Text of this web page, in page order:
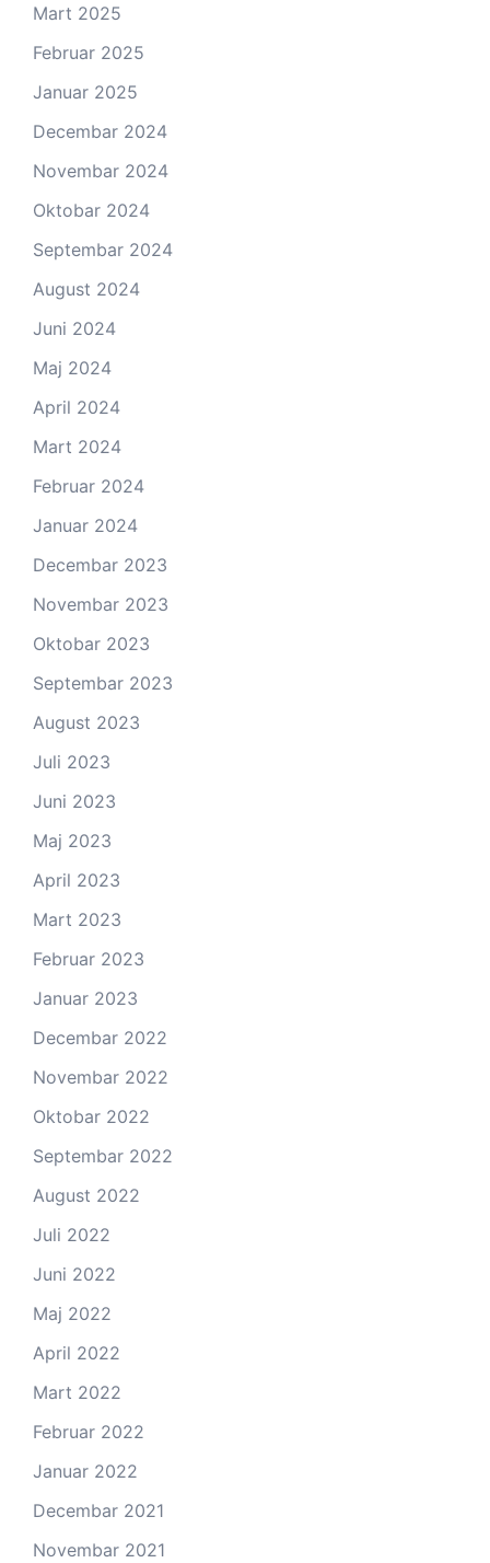
Mart 2025
Februar 2025
Januar 2025
Decembar 2024
Novembar 2024
Oktobar 2024
Septembar 2024
August 2024
Juni 2024
Maj 2024
April 2024
Mart 2024
Februar 2024
Januar 2024
Decembar 2023
Novembar 2023
Oktobar 2023
Septembar 2023
August 2023
Juli 2023
Juni 2023
Maj 2023
April 2023
Mart 2023
Februar 2023
Januar 2023
Decembar 2022
Novembar 2022
Oktobar 2022
Septembar 2022
August 2022
Juli 2022
Juni 2022
Maj 2022
April 2022
Mart 2022
Februar 2022
Januar 2022
Decembar 2021
Novembar 2021